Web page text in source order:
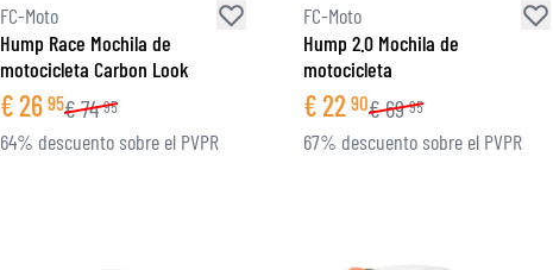
FC-Moto
Hump Race Mochila de
motocicleta Carbon Look
€26 95€74 95
64% descuento sobre el PVPR
FC-Moto
Hump 2.0 Mochila de
motocicleta
€22 90€69 95
67% descuento sobre el PVPR